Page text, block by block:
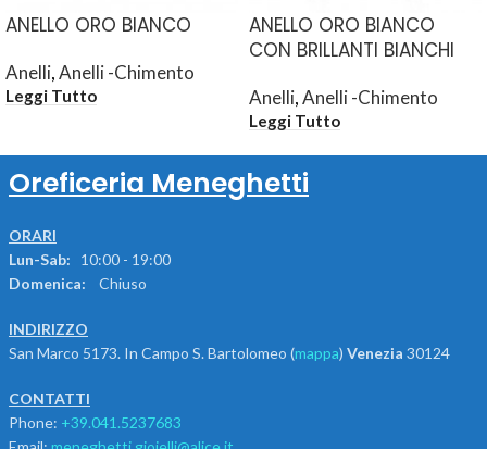
ANELLO ORO BIANCO
Anelli,Anelli -Chimento
Leggi Tutto
ANELLO ORO BIANCO
CON BRILLANTI BIANCHI
Anelli,Anelli -Chimento
Leggi Tutto
Oreficeria Meneghetti
ORARI
Lun-Sab: 10:00 - 19:00
Domenica:
Chiuso
INDIRIZZO
San Marco 5173. In Campo S. Bartolomeo (mappa) Venezia 30124
CONTATTI
Phone: +39.041.5237683